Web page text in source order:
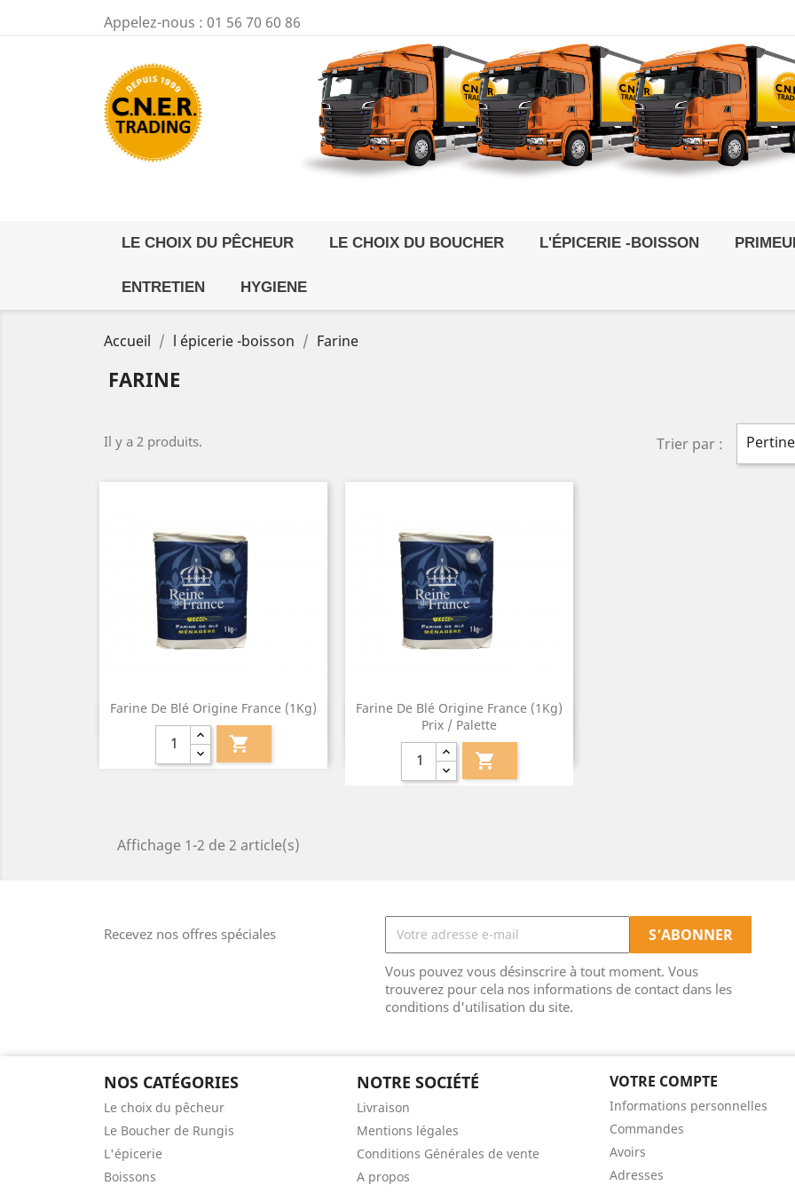
Appelez-nous : 01 56 70 60 86
LE CHOIX DU PÊCHEUR LE CHOIX DU BOUCHER L'ÉPICERIE -BOISSON
ENTRETIEN HYGIENE
Accueil l épicerie -boisson Farine
FARINE
Il y a 2 produits. Trier par :
Farine De Blé Origine France (1Kg)

 Aperçu rapide
Farine De Blé Origine France (1Kg)
Prix / Palette

Aperçu rapide
Affichage 1-2 de 2 article(s)
Recevez nos offres spéciales
Vous pouvez vous désinscrire à tout moment. Vous
trouverez pour cela nos informations de contact dans les
conditions d'utilisation du site.
NOS CATÉGORIES
Le choix du pêcheur
Le Boucher de Rungis
L'épicerie
Boissons
NOTRE SOCIÉTÉ
Livraison
Mentions légales
Conditions Générales de vente
A propos
VOTRE COMPTE
Informations personnelles
Commandes
Avoirs
Adresses